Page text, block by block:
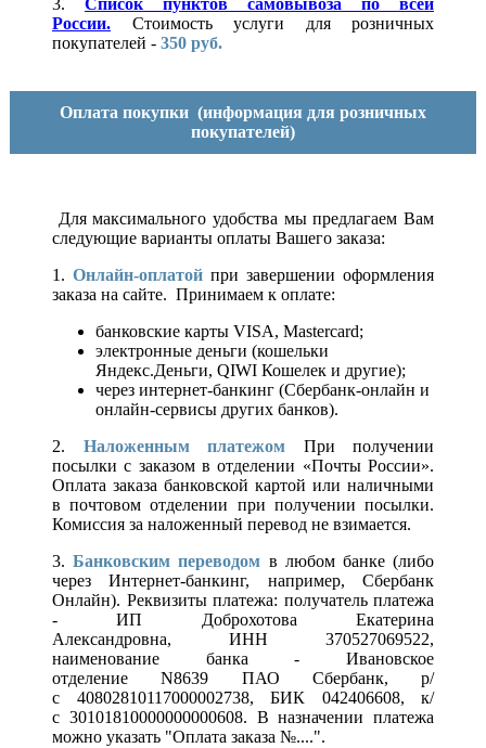
3. Список пунктов самовывоза по всей
России.
Стоимость услуги для розничных
покупателей - 350 руб.
Оплата покупки (информация для розничных
покупателей)
Для максимального удобства мы предлагаем Вам
следующие варианты оплаты Вашего заказа:
1. Онлайн-оплатой при завершении оформления
заказа на сайте. Принимаем к оплате:
банковские карты VISA, Mastercard;
электронные деньги (кошельки
Яндекс.Деньги, QIWI Кошелек и другие);
через интернет-банкинг (Сбербанк-онлайн и
онлайн-сервисы других банков).
2. Наложенным платежом При получении
посылки с заказом в отделении «Почты России».
Оплата заказа банковской картой или наличными
в почтовом отделении при получении посылки.
Комиссия за наложенный перевод не взимается.
3.Банковским переводом в любом банке (либо
через Интернет-банкинг, например, Сбербанк
Онлайн). Реквизиты платежа: получатель платежа
- ИП Доброхотова Екатерина
Александровна, ИНН 370527069522,
наименование банка - Ивановское
отделение N8639 ПАО Сбербанк, р/
с 40802810117000002738, БИК 042406608, к/
с 30101810000000000608. В назначении платежа
можно указать "Оплата заказа №....".